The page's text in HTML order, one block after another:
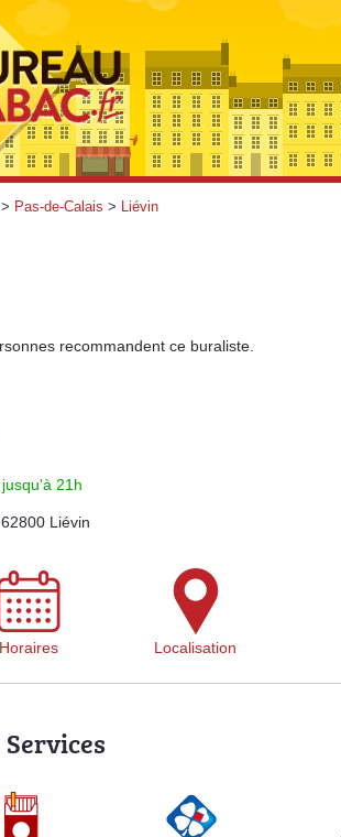
> Pas-de-Calais > Liévin
recommandent ce buraliste.
21h
Liévin
Horaires Localisation
Services